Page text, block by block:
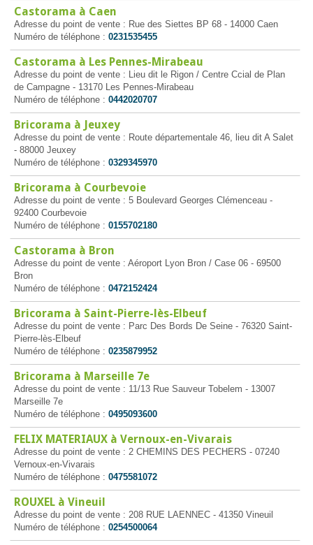
Castorama à Caen
Adresse du point de vente : Rue des Siettes BP 68 - 14000 Caen
Numéro de téléphone : 0231535455
Castorama à Les Pennes-Mirabeau
Adresse du point de vente : Lieu dit le Rigon / Centre Ccial de Plan
de Campagne - 13170 Les Pennes-Mirabeau
Numéro de téléphone : 0442020707
Bricorama à Jeuxey
Adresse du point de vente : Route départementale 46, lieu dit A Salet
- 88000 Jeuxey
Numéro de téléphone : 0329345970
Bricorama à Courbevoie
Adresse du point de vente : 5 Boulevard Georges Clémenceau -
92400 Courbevoie
Numéro de téléphone : 0155702180
Castorama à Bron
Adresse du point de vente : Aéroport Lyon Bron / Case 06 - 69500
Bron
Numéro de téléphone : 0472152424
Bricorama à Saint-Pierre-lès-Elbeuf
Adresse du point de vente : Parc Des Bords De Seine - 76320 Saint-
Pierre-lès-Elbeuf
Numéro de téléphone : 0235879952
Bricorama à Marseille 7e
Adresse du point de vente : 11/13 Rue Sauveur Tobelem - 13007
Marseille 7e
Numéro de téléphone : 0495093600
FELIX MATERIAUX à Vernoux-en-Vivarais
Adresse du point de vente : 2 CHEMINS DES PECHERS - 07240
Vernoux-en-Vivarais
Numéro de téléphone : 0475581072
ROUXEL à Vineuil
Adresse du point de vente : 208 RUE LAENNEC - 41350 Vineuil
Numéro de téléphone : 0254500064